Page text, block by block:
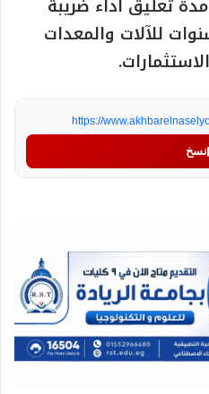
المضافة إلى ٤ سنوات للآلات والمعدات
https://
نسخ